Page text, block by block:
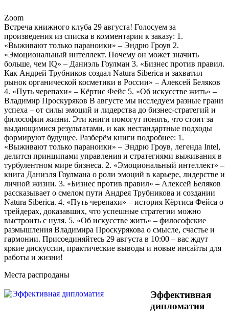
Zoom
Встреча книжного клуба 29 августа! Голосуем за
произведения из списка в комментарии к заказу: 1.
«Выживают только параноики» – Эндрю Гроув 2.
«Эмоциональный интеллект. Почему он может значить
больше, чем IQ» – Даниэль Гоулман 3. «Бизнес против правил.
Как Андрей Трубников создал Natura Siberica и захватил
рынок органической косметики в России» – Алексей Беляков
4. «Путь черепахи» – Кёртис Фейс 5. «Об искусстве жить» –
Владимир Проскуряков В августе мы исследуем разные грани
успеха – от силы эмоций и лидерства до бизнес-стратегий и
философии жизни. Эти книги помогут понять, что стоит за
выдающимися результатами, и как нестандартные подходы
формируют будущее. Разберём книги подробнее: 1.
«Выживают только параноики» – Эндрю Гроув, легенда Intel,
делится принципами управления и стратегиями выживания в
турбулентном мире бизнеса. 2. «Эмоциональный интеллект» –
книга Даниэля Гоулмана о роли эмоций в карьере, лидерстве и
личной жизни. 3. «Бизнес против правил» – Алексей Беляков
рассказывает о смелом пути Андрея Трубникова и создании
Natura Siberica. 4. «Путь черепахи» – история Кёртиса Фейса о
трейдерах, доказавших, что успешные стратегии можно
выстроить с нуля. 5. «Об искусстве жить» – философские
размышления Владимира Проскурякова о смысле, счастье и
гармонии. Присоединяйтесь 29 августа в 10:00 – вас ждут
яркие дискуссии, практические выводы и новые инсайты для
работы и жизни!
Места распроданы
Эффективная
дипломатия